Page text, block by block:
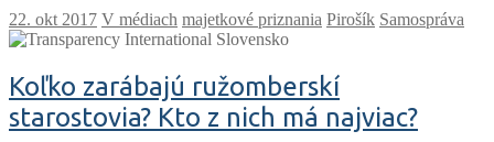
V médiach majetkové priznania Pirošík Samospráva
Koľko zarábajú ružomberskí
starostovia? Kto z nich má najviac?